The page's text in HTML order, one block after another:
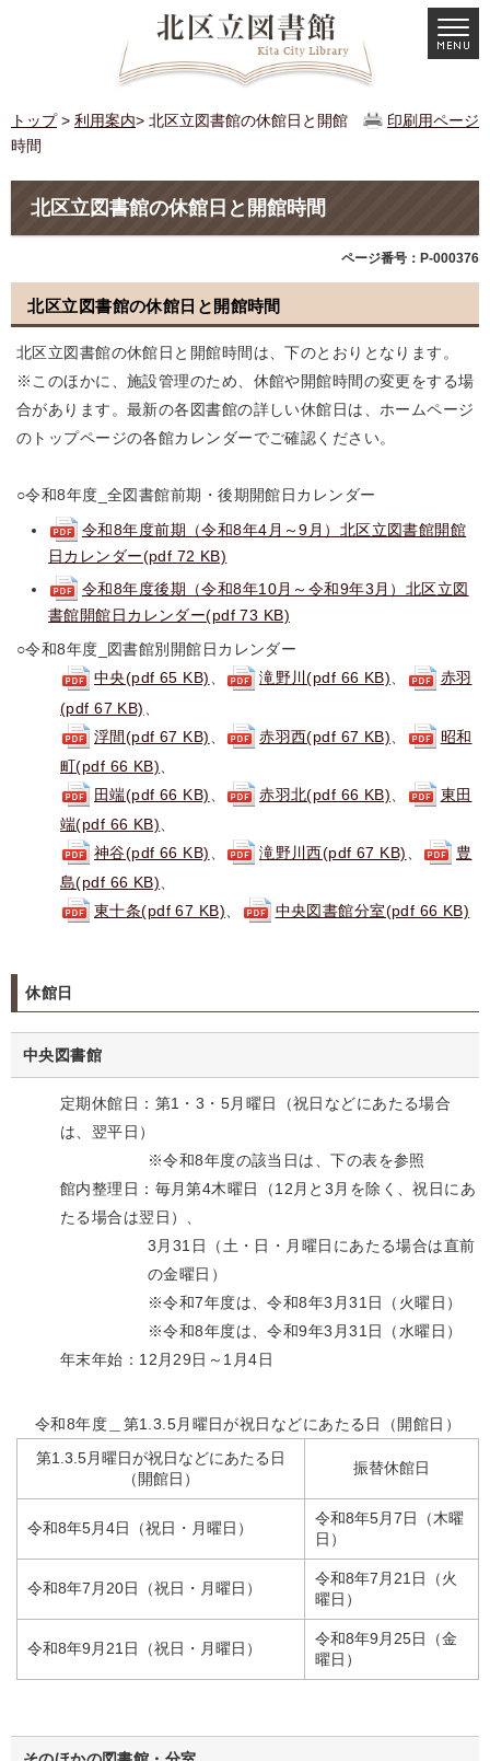
印刷用ページ
トップ> 利用案内> 北区立図書館の休館日と開館
時間
北区立図書館の休館日と開館時間
ページ番号：P-000376
北区立図書館の休館日と開館時間
北区立図書館の休館日と開館時間は、下のとおりとなります。
※このほかに、施設管理のため、休館や開館時間の変更をする場
合があります。最新の各図書館の詳しい休館日は、ホームページ
のトップページの各館カレンダーでご確認ください。
○令和8年度_全図書館前期・後期開館日カレンダー
令和8年度前期（令和8年4月～9月）北区立図書館開館
日カレンダー(pdf 72 KB)
令和8年度後期（令和8年10月～令和9年3月）北区立図
書館開館日カレンダー(pdf 73 KB)
○令和8年度_図書館別開館日カレンダー
中央(pdf 65 KB)、 滝野川(pdf 66 KB)、
赤羽
(pdf 67 KB)
浮間(pdf 67 KB)
赤羽西(pdf 67 KB)
昭和
町(pdf 66 KB)
田端(pdf 66 KB)
赤羽北(pdf 66 KB)
東田
端(pdf 66 KB)
神谷(pdf 66 KB)
滝野川西(pdf 67 KB)
豊
島(pdf 66 KB)
東十条(pdf 67 KB)
中央図書館分室(pdf 66 KB)
休館日
中央図書館
定期休館日：第1・3・5月曜日（祝日などにあたる場合
は、翌平日）
※令和8年度の該当日は、下の表を参照
館内整理日：毎月第4木曜日（12月と3月を除く、祝日にあ
たる場合は翌日）、
3月31日（土・日・月曜日にあたる場合は直前
の金曜日）
※令和7年度は、令和8年3月31日（火曜日）
※令和8年度は、令和9年3月31日（水曜日）
年末年始：12月29日～1月4日
令和8年度＿第1.3.5月曜日が祝日などにあたる日（開館日）
第1.3.5月曜日が祝日などにあたる日
（開館日）
振替休館日
令和8年5月4日（祝日・月曜日）
令和8年5月7日（木曜
日）
令和8年7月20日（祝日・月曜日）
令和8年7月21日（火
曜日）
令和8年9月21日（祝日・月曜日）
令和8年9月25日（金
曜日）